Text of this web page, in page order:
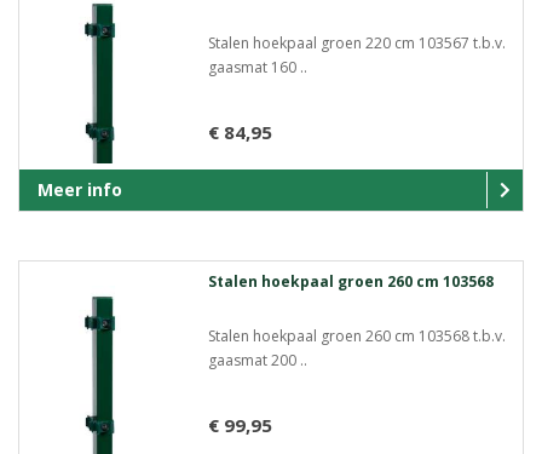
Stalen hoekpaal groen 220 cm 103567 t.b.v.
gaasmat 160 ..
€ 84,95
Meer info
Stalen hoekpaal groen 260 cm 103568
Stalen hoekpaal groen 260 cm 103568 t.b.v.
gaasmat 200 ..
€ 99,95